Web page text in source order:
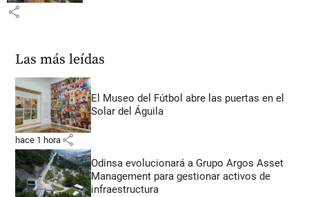
share
Las más leídas
El Museo del Fútbol abre las puertas en el
Solar del Águila
hace 1 hora share
Odinsa evolucionará a Grupo Argos Asset
Management para gestionar activos de
infraestructura